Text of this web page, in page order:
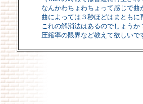
なんかわちょわちょって感じで曲
曲によっては３秒ほどはまとも
これの解消法はあるのでしょうか
圧縮率の限界など教えて欲しいで